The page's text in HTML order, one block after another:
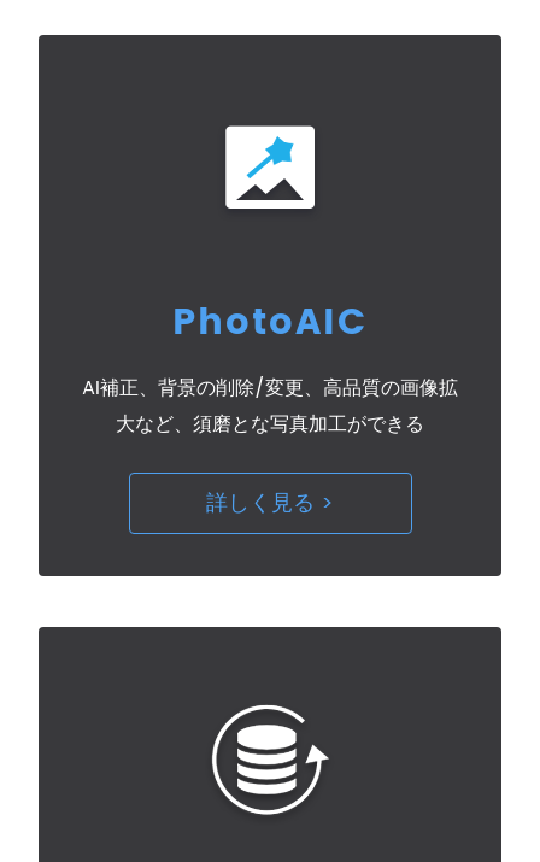
PhotoAIC
AI補正、背景の削除/変更、高品質の画像拡
大など、須磨とな写真加工ができる
詳しく見る >